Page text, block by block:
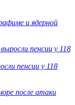
и ядерной
пенсии у 118